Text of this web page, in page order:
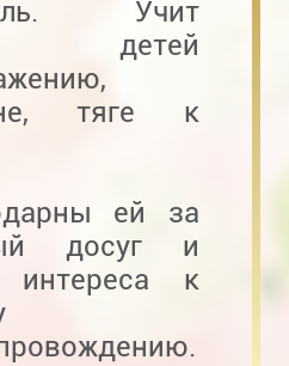
Учит
детей
тяге к
ей за
досуг и
интереса к